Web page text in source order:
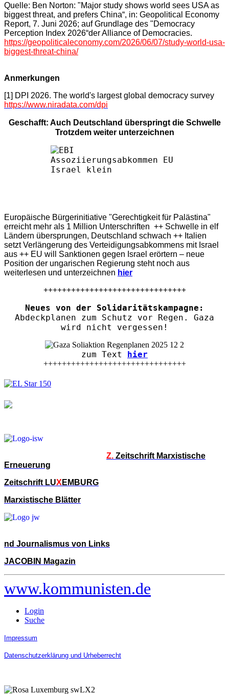
Quelle: Ben Norton: "Major study shows world sees USA as
biggest threat, and prefers China“, in: Geopolitical Economy
Report, 7. Juni 2026; auf Grundlage des "Democracy
Perception Index 2026“der Alliance of Democracies.
https://geopoliticaleconomy.com/2026/06/07/study-world-usa-
biggest-threat-china/
Anmerkungen
[1] DPI 2026. The world's largest global democracy survey
https://www.niradata.com/dpi
Geschafft: Auch Deutschland überspringt die Schwelle
Trotzdem weiter unterzeichnen
Europäische Bürgerinitiative "Gerechtigkeit für Palästina"
erreicht mehr als 1 Million Unterschriften ++ Schwelle in elf
Ländern übersprungen, Deutschland schwach ++ Italien
setzt Verlängerung des Verteidigungsabkommens mit Israel
aus ++ EU will Sanktionen gegen Israel erörtern – neue
Position der ungarischen Regierung steht noch aus
weiterlesen und unterzeichnen hier
+++++++++++++++++++++++++++++++
Neues von der Solidaritätskampagne:
Abdeckplanen zum Schutz vor Regen. Gaza
wird nicht vergessen!
zum Text hier
+++++++++++++++++++++++++++++++
Z. Zeitschrift Marxistische
Erneuerung
Zeitschrift LUX EMBURG
Marxistische Blätter
nd Journalismus von Links
JACOBIN Magazin
www.kommunisten.de
Login
Suche
Impressum
Datenschutzerklärung und Urheberrecht